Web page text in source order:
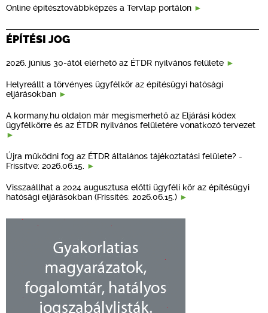
Online építésztovábbképzés a Tervlap portálon
ÉPÍTÉSI JOG
2026. június 30-ától elérhető az ÉTDR nyilvános felülete
Helyreállt a törvényes ügyfélkör az építésügyi hatósági
eljárásokban
A kormany.hu oldalon már megismerhető az Eljárási kódex
ügyfélkörre és az ÉTDR nyilvános felületére vonatkozó tervezet
Újra működni fog az ÉTDR általános tájékoztatási felülete? -
Frissítve: 2026.06.15.
Visszaállhat a 2024 augusztusa előtti ügyféli kör az építésügyi
hatósági eljárásokban (Frissítés: 2026.06.15.)